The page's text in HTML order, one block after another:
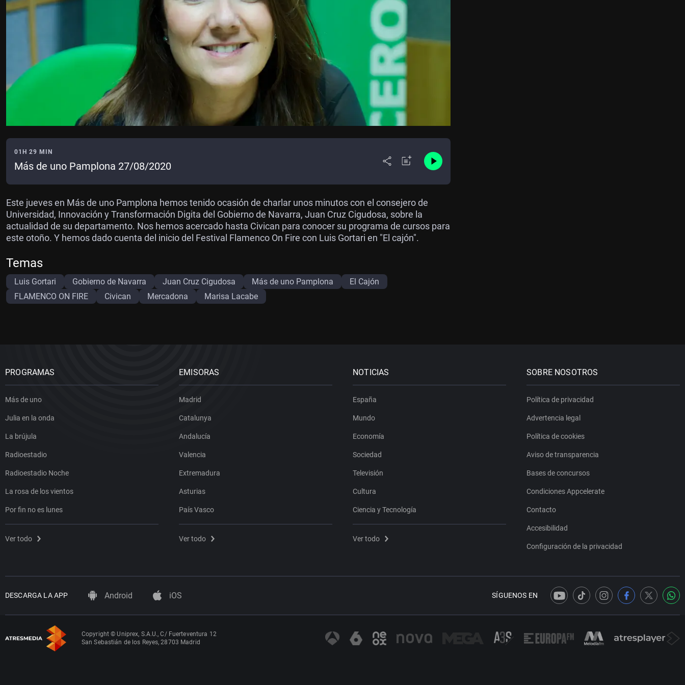
01H 29 MIN
Más de uno Pamplona 27/08/2020
Este jueves en Más de uno Pamplona hemos tenido ocasión de charlar unos minutos con el consejero de
Universidad, Innovación y Transformación Digita del Gobierno de Navarra, Juan Cruz Cigudosa, sobre la
actualidad de su departamento. Nos hemos acercado hasta Civican para conocer su programa de cursos para
este otoño. Y hemos dado cuenta del inicio del Festival Flamenco On Fire con Luis Gortari en "El cajón".
Temas
Luis Gortari Gobierno de Navarra Juan Cruz Cigudosa Más de uno Pamplona
El Cajón
FLAMENCO ON FIRE
Civican Mercadona Marisa Lacabe
PROGRAMAS
Más de uno
Julia en la onda
La brújula
Radioestadio
Radioestadio Noche
La rosa de los vientos
Por fin no es lunes
Ver todo
EMISORAS
Madrid
Catalunya
Andalucía
Valencia
Extremadura
Asturias
País Vasco
Ver todo
NOTICIAS
España
Mundo
Economía
Sociedad
Televisión
Cultura
Ciencia y Tecnología
Ver todo
SOBRE NOSOTROS
Política de privacidad
Advertencia legal
Política de cookies
Aviso de transparencia
Bases de concursos
Condiciones Appcelerate
Contacto
Accesibilidad
Configuración de la privacidad
DESCARGA LA APP Android iOS SÍGUENOS EN
Copyright © Uniprex, S.A.U., C/ Fuerteventura 12
San Sebastián de los Reyes, 28703 Madrid